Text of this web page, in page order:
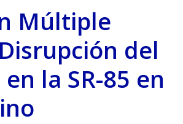
Múltiple
del
la SR-85 en